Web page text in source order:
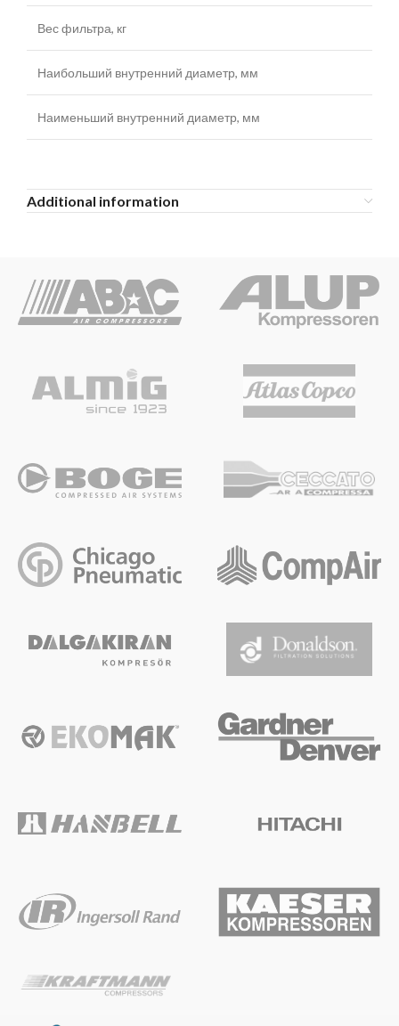
Вес фильтра, кг
Наибольший внутренний диаметр, мм
Наименьший внутренний диаметр, мм
Additional information